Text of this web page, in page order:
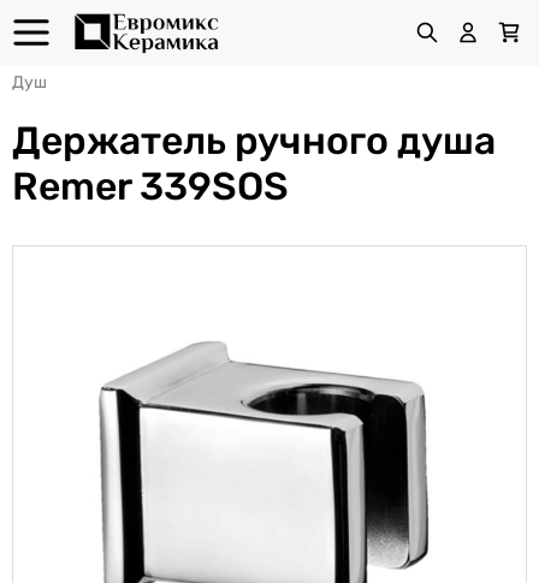
Душ
Держатель ручного душа
Remer 339SOS